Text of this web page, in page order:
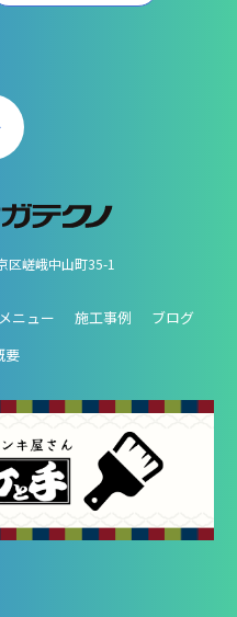
区嵯峨中山町35-1
メニュー 施工事例
ブログ
要